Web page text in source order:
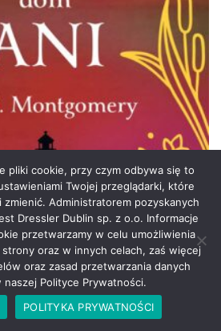
pliki cookie, przy czym odbywa się to
Twojej przeglądarki, które
Administratorem pozyskanych
Dressler Dublin sp. z o.o. Informacje
przetwarzamy w celu umożliwienia
strony oraz w innych celach, zaś więcej
oraz zasad przetwarzania danych
naszej Polityce Prywatności.
POLITYKA PRYWATNOŚCI